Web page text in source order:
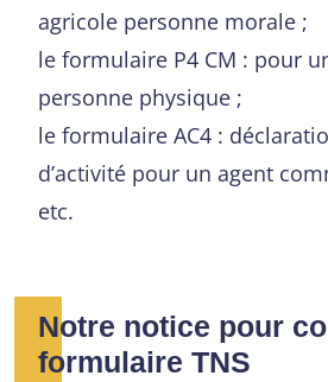
agricole personne morale ;
le formulaire P4 CM : pour
personne physique ;
le formulaire AC4 :
d’activité pour un agent
etc.
Notre notice pour
formulaire TNS